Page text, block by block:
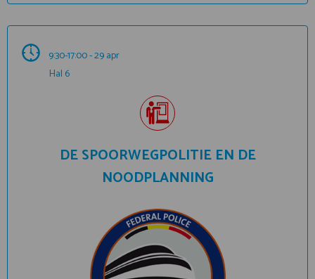
9:30-17:00 - 29 apr
Hal 6
DE SPOORWEGPOLITIE EN DE
NOODPLANNING